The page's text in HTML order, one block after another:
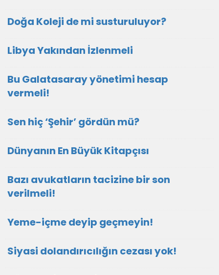
Doğa Koleji de mi susturuluyor?
Libya Yakından İzlenmeli
Bu Galatasaray yönetimi hesap
vermeli!
Sen hiç ‘Şehir’ gördün mü?
Dünyanın En Büyük Kitapçısı
Bazı avukatların tacizine bir son
verilmeli!
Yeme-içme deyip geçmeyin!
Siyasi dolandırıcılığın cezası yok!